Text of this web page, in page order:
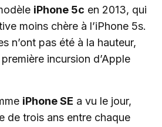
iPhone 5c en 2013, qui
moins chère à l’iPhone 5s.
n’ont pas été à la hauteur,
incursion d’Apple
iPhone SE a vu le jour,
de trois ans entre chaque